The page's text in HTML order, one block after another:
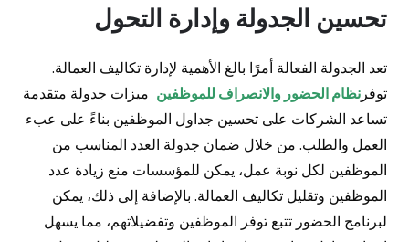
تحسين الجدولة وإدارة التحول
تعد الجدولة الفعالة أمرًا بالغ الأهمية لإدارة تكاليف العمالة.
توفرنظام الحضور والانصراف للموظفين ميزات جدولة متقدمة
تساعد الشركات على تحسين جداول الموظفين بناءً على عبء
العمل والطلب. من خلال ضمان جدولة العدد المناسب من
الموظفين لكل نوبة عمل، يمكن للمؤسسات منع زيادة عدد
الموظفين وتقليل تكاليف العمالة. بالإضافة إلى ذلك، يمكن
لبرنامج الحضور تتبع توفر الموظفين وتفضيلاتهم، مما يسهل